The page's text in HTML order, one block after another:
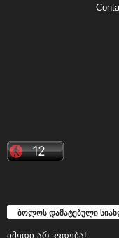
ბოლოს დამატებული
იმედი არ კვდება!